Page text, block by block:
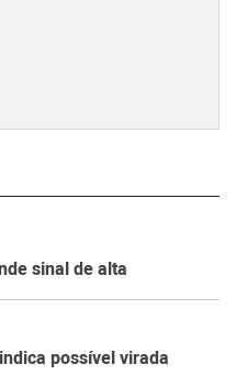
sinal de alta
possível virada